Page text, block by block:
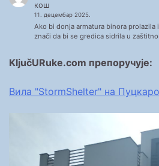
кош
11. децембар 2025.
Ako bi donja armatura binora prolazila
znači da bi se gredica sidrila u
KljučURuke.com препоручује:
Вила "StormShelter" на